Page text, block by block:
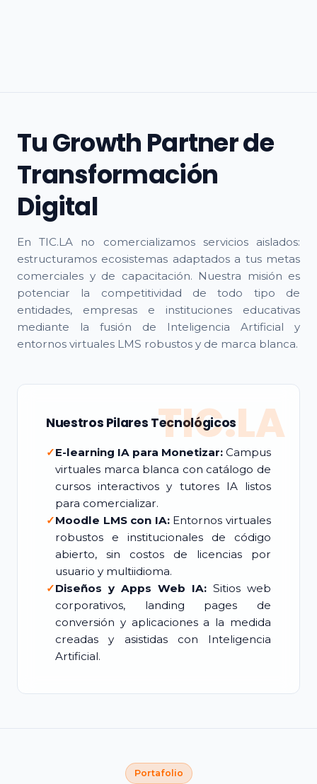
Tu Growth Partner de
Transformación
Digital
En TIC.LA no comercializamos servicios aislados:
estructuramos ecosistemas adaptados a tus metas
comerciales y de capacitación. Nuestra misión es
potenciar la competitividad de todo tipo de
entidades, empresas e instituciones educativas
mediante la fusión de Inteligencia Artificial y
entornos virtuales LMS robustos y de marca blanca.
TIC.LA
Nuestros Pilares Tecnológicos
✓E-learning IA para Monetizar: Campus
virtuales marca blanca con catálogo de
cursos interactivos y tutores IA listos
para comercializar.
✓Moodle LMS con IA:Entornos virtuales
robustos e institucionales de código
abierto, sin costos de licencias por
usuario y multiidioma.
✓Diseños y Apps Web IA: Sitios web
corporativos, landing pages de
conversión y aplicaciones a la medida
creadas y asistidas con Inteligencia
Artificial.
Portafolio